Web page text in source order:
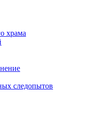
храма
следопытов